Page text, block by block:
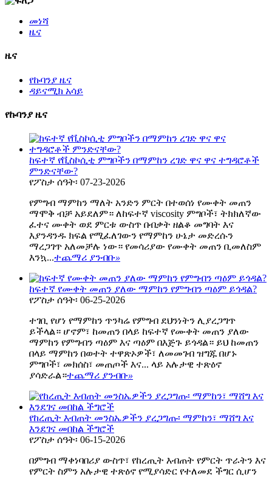
መነሻ
ዜና
ዜና
የኩባንያ ዜና
ዳይናሚክ አሳይ
የኩባንያ ዜና
ከፍተኛ የቪስኮሲቲ ምግቦችን በማምከን ረገድ ዋና ዋና ተግዳሮቶች
ምንድናቸው?
የፖስታ ሰዓት፡ 07-23-2026
የምግብ ማምከን ማለት አንድን ምርት በተወሰነ የሙቀት መጠን
ማሞቅ ብቻ አይደለም። ለከፍተኛ viscosity ምግቦች፣ ትክክለኛው
ፈተና ሙቀት ወደ ምርቱ ውስጥ በብቃት ዘልቆ መግባት እና
እያንዳንዱ ክፍል የሚፈለገውን የማምከን ሁኔታ መድረሱን
ማረጋገጥ አለመቻሉ ነው። የመሳሪያው የሙቀት መጠን ቢመለስም
እንኳ...ተጨማሪ ያንብቡ»
ከፍተኛ የሙቀት መጠን ያለው ማምከን የምግብን ጣዕም ይጎዳል?
የፖስታ ሰዓት፡ 06-25-2026
ተገቢ የሆነ የማምከን ጥንካሬ የምግብ ደህንነትን ሊያረጋግጥ
ይችላል። ሆኖም፣ ከመጠን በላይ ከፍተኛ የሙቀት መጠን ያለው
ማምከን የምግብን ጣዕም እና ጣዕም በእጅጉ ይጎዳል። ይህ ከመጠን
በላይ ማምከን በወተት ተዋጽኦዎች፣ ለመመገብ ዝግጁ በሆኑ
ምግቦች፣ መክሰስ፣ መጠጦች እና... ላይ አሉታዊ ተጽዕኖ
ያሳድራል።ተጨማሪ ያንብቡ»
የከረጢት እብጠት መንስኤዎችን ያረጋግጡ፡ ማምከን፣ ማሸግ እና
እንደገና መበከል ችግሮች
የፖስታ ሰዓት፡ 06-15-2026
በምግብ ማቀነባበሪያ ውስጥ፣ የከረጢት እብጠት የምርት ጥራትን እና
የምርት ስምን አሉታዊ ተጽዕኖ የሚያሳድር የተለመደ ችግር ሲሆን